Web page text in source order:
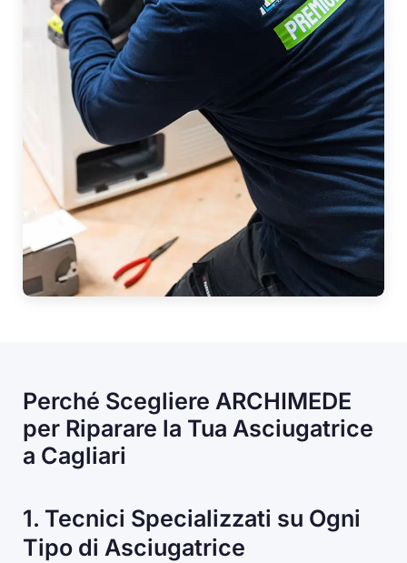
Perché Scegliere ARCHIMEDE
per Riparare la Tua Asciugatrice
a Cagliari
1. Tecnici Specializzati su Ogni
Tipo di Asciugatrice